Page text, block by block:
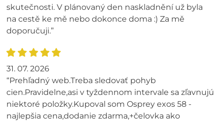
skutečnosti. V plánovaný den naskladnění už byla
na cestě ke mě nebo dokonce doma :) Za mě
doporučuji.”
31. 07. 2026
“Prehľadný web.Treba sledovať pohyb
cien.Pravidelne,asi v tyždennom intervale sa zľavnujú
niektoré položky.Kupoval som Osprey exos 58 -
najlepšia cena,dodanie zdarma,+čelovka ako